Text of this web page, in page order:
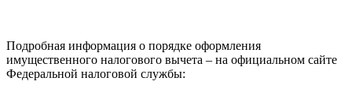
Подробная информация о порядке оформления
имущественного налогового вычета – на официальном сайте
Федеральной налоговой службы: